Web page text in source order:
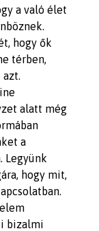
a való élet
hogy ők
térben,
alatt még
a
Legyünk
hogy mit,
bizalmi